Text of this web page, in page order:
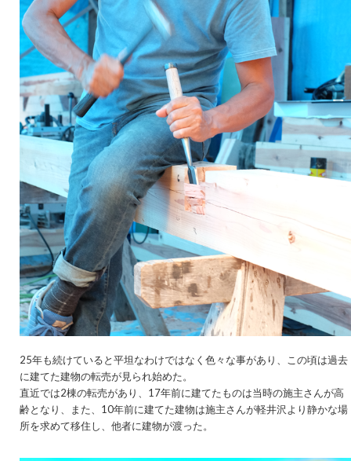
25年も続けていると平坦なわけではなく色々な事があり、この頃は過去
に建てた建物の転売が見られ始めた。
直近では2棟の転売があり、17年前に建てたものは当時の施主さんが高
齢となり、また、10年前に建てた建物は施主さんが軽井沢より静かな場
所を求めて移住し、他者に建物が渡った。